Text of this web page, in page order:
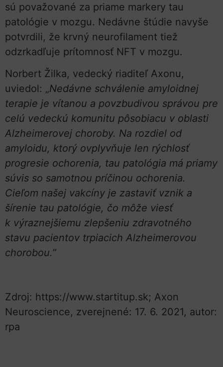
sú považované za priame markery tau
patológie v mozgu. Nedávne štúdie navyše
potvrdili, že krvný neurofilament tiež
odzrkadľuje prítomnosť NFT v mozgu.
Norbert Žilka, vedecký riaditeľ Axonu,
uviedol: „Nedávne schválenie amyloidnej
terapie je vítanou a povzbudivou správou pre
celú vedeckú komunitu pôsobiacu v oblasti
Alzheimerovej choroby. Na rozdiel od
amyloidu, ktorý ovplyvňuje len rýchlosť
progresie ochorenia, tau patológia má priamy
súvis so samotnou príčinou ochorenia.
Cieľom našej vakcíny je zastaviť vznik a
šírenie tau patológie, čo môže viesť
k výraznejšiemu zlepšeniu zdravotného
stavu pacientov trpiacich Alzheimerovou
chorobou.”
Zdroj: https://www.startitup.sk; Axon
Neuroscience, zverejnené: 17. 6. 2021, autor:
rpa